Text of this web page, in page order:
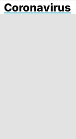
Coronavirus